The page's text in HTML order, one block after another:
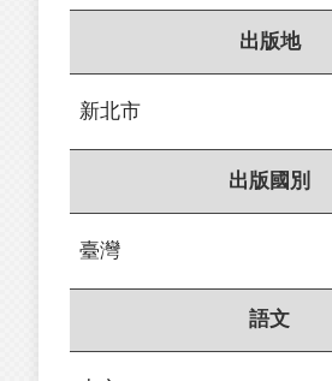
出版地
新北市
出版國別
臺灣
語文